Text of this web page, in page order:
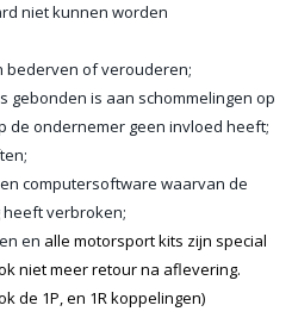
niet kunnen worden
bederven of verouderen;
gebonden is aan schommelingen op
de ondernemer geen invloed heeft;
computersoftware waarvan de
verbroken;
en alle motorsport kits zijn special
niet meer retour na aflevering.
de 1P, en 1R koppelingen)